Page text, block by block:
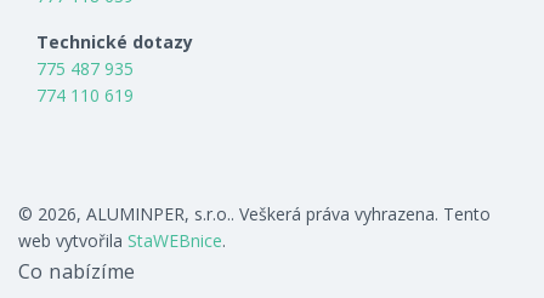
Technické dotazy
775 487 935
774 110 619
© 2026, ALUMINPER, s.r.o.. Veškerá práva vyhrazena. Tento
web vytvořila StaWEBnice.
Co nabízíme